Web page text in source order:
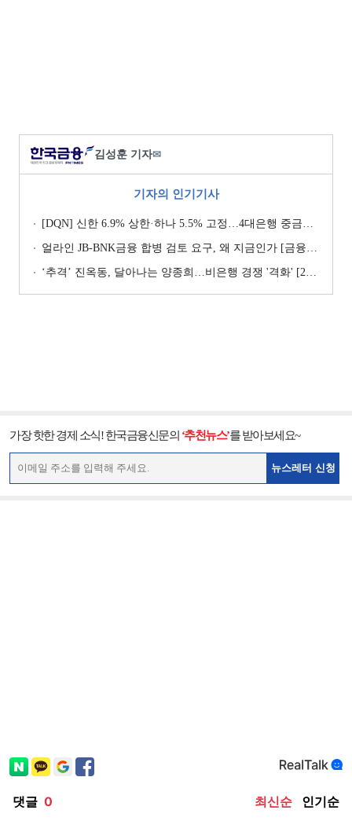
김성훈 기자✉
기자의 인기기사
[DQN] 신한 6.9% 상한·하나 5.5% 고정…4대은행 중금리대출 승부수
얼라인 JB-BNK금융 합병 검토 요구, 왜 지금인가 [금융지주는 지금]
‘추격ʼ 진옥동, 달아나는 양종희…비은행 경쟁 '격화' [2026 금융사 상반기 리그테이블]
가장 핫한 경제 소식! 한국금융신문의 ‘추천뉴스’를 받아보세요~
뉴스레터 신청